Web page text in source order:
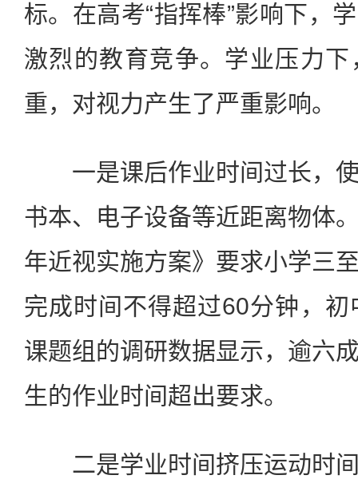
标。在高考“指挥棒”影响下，
激烈的教育竞争。学业压力
重，对视力产生了严重影响。
一是课后作业时间过长，使
书本、电子设备等近距离物体
年近视实施方案》要求小学三
完成时间不得超过60分钟，
课题组的调研数据显示，逾六
生的作业时间超出要求。
二是学业时间挤压运动时间